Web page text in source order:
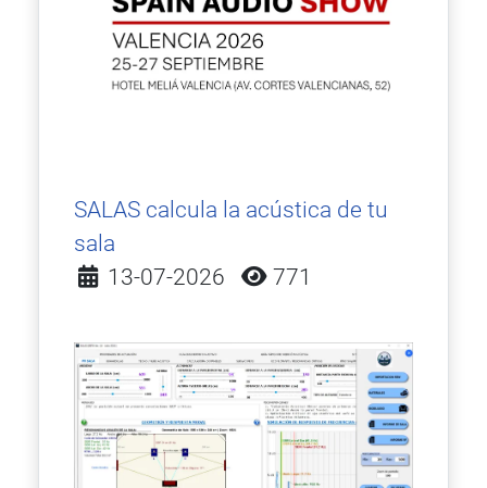
SALAS calcula la acústica de tu
sala
Detalles
13-07-2026 771